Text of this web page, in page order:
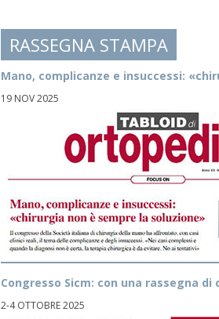
RASSEGNA STAMPA
Mano, complicanze e insuccessi:
19 NOV 2025
Congresso Sicm: con una rassegna
2-4 OTTOBRE 2025